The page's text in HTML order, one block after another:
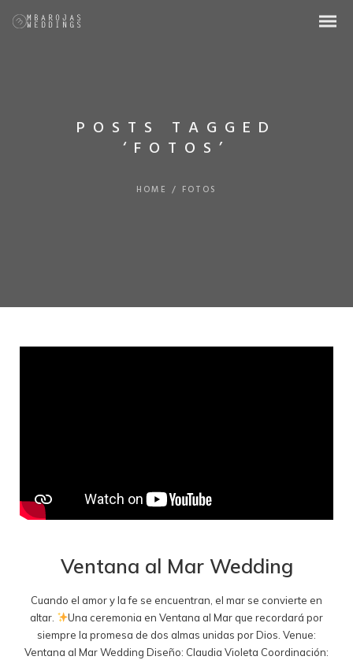
POSTS TAGGED
‘FOTOS’
HOME / FOTOS
Ventana al Mar Wedding
Cuando el amor y la fe se encuentran, el mar se convierte en
altar.
Una ceremonia en Ventana al Mar que recordará por
siempre la promesa de dos almas unidas por Dios. Venue:
Ventana al Mar Wedding Diseño: Claudia Violeta Coordinación: